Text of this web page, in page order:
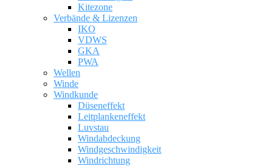
Kitezone
Verbände & Lizenzen
IKO
VDWS
GKA
PWA
Wellen
Winde
Windkunde
Düseneffekt
Leitplankeneffekt
Luvstau
Windabdeckung
Windgeschwindigkeit
Windrichtung